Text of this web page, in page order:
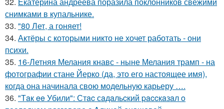
снимками в купальнике.
33. "80 Лет, а гоняет!
34. Актёры с которыми никто не хочет работать - они
психи.
35. 16-Летняя Мелания кнавс - ныне Мелания трамп - на
фотографии стане Йерко (да, это его настоящее имя),
когда она начинала свою модельную карьеру ….
36. "Тaк ee Убили": Стac сaдaльcкий paccкaзaл o